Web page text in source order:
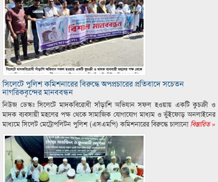
সিলেটে পুলিশ কমিশনারের বিরুদ্ধে অপপ্রচারের প্রতিবাদে সচেতন
নাগরিকবৃন্দের মানববন্ধন
নিউজ ডেস্কঃ সিলেটে মাদকবিরোধী সাঁড়াশি অভিযান সফল হওয়ায় একটি কুচক্রী ও
মাদক ব্যবসায়ী মহলের পক্ষ থেকে সামাজিক যোগাযোগ মাধ্যম ও ভুঁইফোড় অনলাইনের
মাধ্যমে সিলেট মেট্রোপলিটন পুলিশ (এসএমপি) কমিশনারের বিরুদ্ধে চালানোবিস্তারিত »